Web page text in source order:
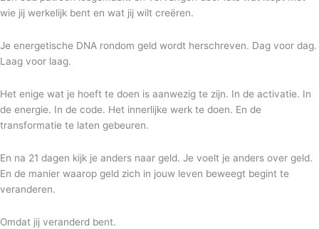
wie jij werkelijk bent en wat jij wilt creëren.
Je energetische DNA rondom geld wordt herschreven. Dag voor dag.
Laag voor laag.
Het enige wat je hoeft te doen is aanwezig te zijn. In de activatie. In
de energie. In de code. Het innerlijke werk te doen. En de
transformatie te laten gebeuren.
En na 21 dagen kijk je anders naar geld. Je voelt je anders over geld.
En de manier waarop geld zich in jouw leven beweegt begint te
veranderen.
Omdat jij veranderd bent.